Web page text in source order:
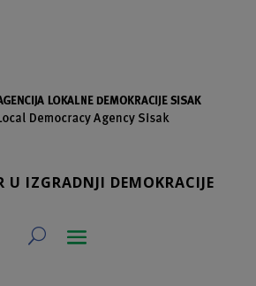
U IZGRADNJI DEMOKRACIJE